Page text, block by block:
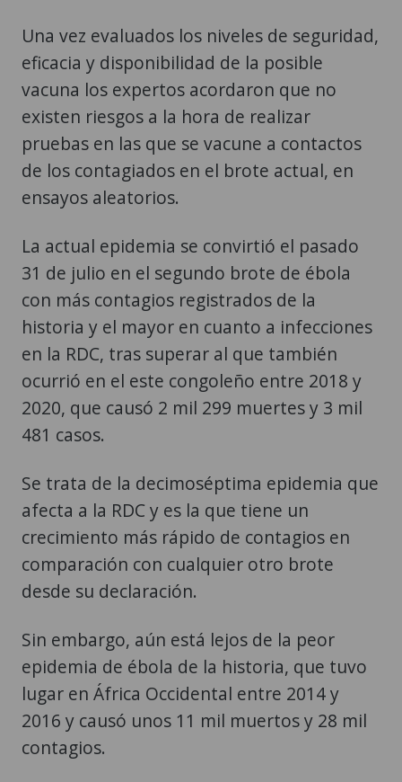
Una vez evaluados los niveles de seguridad,
eficacia y disponibilidad de la posible
vacuna los expertos acordaron que no
existen riesgos a la hora de realizar
pruebas en las que se vacune a contactos
de los contagiados en el brote actual, en
ensayos aleatorios.
La actual epidemia se convirtió el pasado
31 de julio en el segundo brote de ébola
con más contagios registrados de la
historia y el mayor en cuanto a infecciones
en la RDC, tras superar al que también
ocurrió en el este congoleño entre 2018 y
2020, que causó 2 mil 299 muertes y 3 mil
481 casos.
Se trata de la decimoséptima epidemia que
afecta a la RDC y es la que tiene un
crecimiento más rápido de contagios en
comparación con cualquier otro brote
desde su declaración.
Sin embargo, aún está lejos de la peor
epidemia de ébola de la historia, que tuvo
lugar en África Occidental entre 2014 y
2016 y causó unos 11 mil muertos y 28 mil
contagios.